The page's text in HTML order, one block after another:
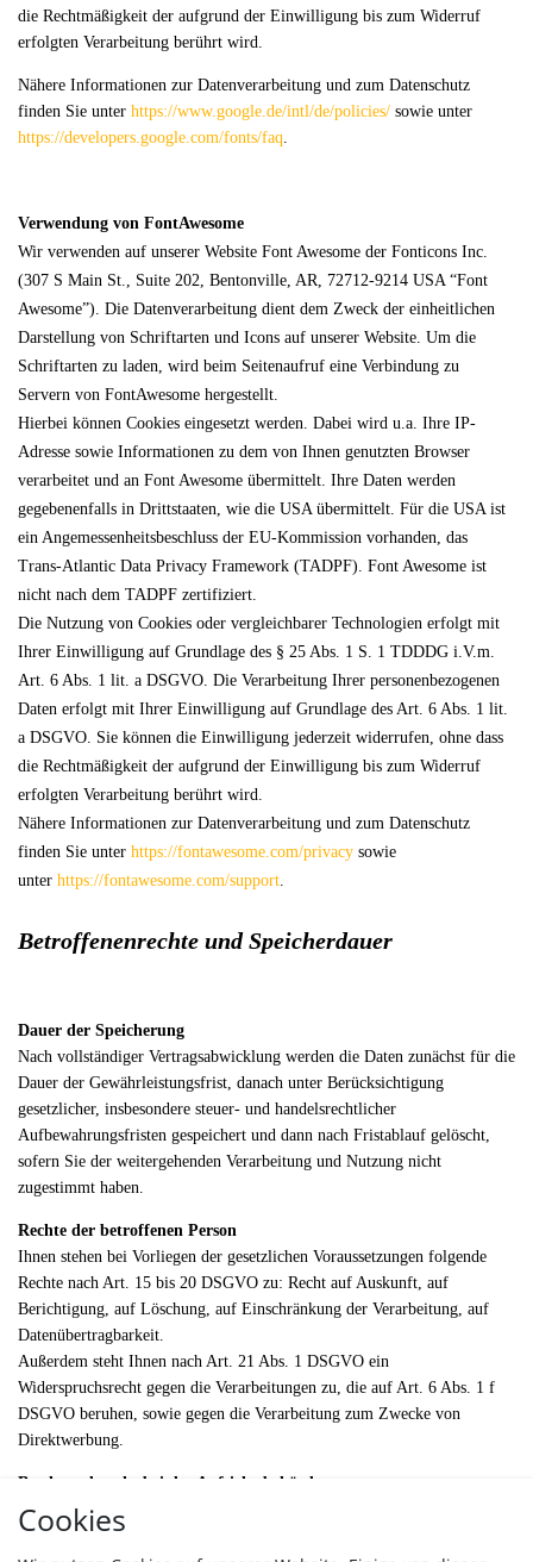
Cookies
die Rechtmäßigkeit der aufgrund der Einwilligung bis zum Widerruf
erfolgten Verarbeitung berührt wird.
Nähere Informationen zur Datenverarbeitung und zum Datenschutz
finden Sie unter https://www.google.de/intl/de/policies/ sowie unter
https://developers.google.com/fonts/faq
Verwendung von FontAwesome
Wir verwenden auf unserer Website Font Awesome der Fonticons Inc.
(307 S Main St., Suite 202, Bentonville, AR, 72712-9214 USA “Font
Awesome”). Die Datenverarbeitung dient dem Zweck der einheitlichen
Darstellung von Schriftarten und Icons auf unserer Website. Um die
Schriftarten zu laden, wird beim Seitenaufruf eine Verbindung zu
Servern von FontAwesome hergestellt.
Hierbei können Cookies eingesetzt werden. Dabei wird u.a. Ihre IP-
Adresse sowie Informationen zu dem von Ihnen genutzten Browser
verarbeitet und an Font Awesome übermittelt. Ihre Daten werden
gegebenenfalls in Drittstaaten, wie die USA übermittelt. Für die USA ist
ein Angemessenheitsbeschluss der EU-Kommission vorhanden, das
Trans-Atlantic Data Privacy Framework (TADPF). Font Awesome ist
nicht nach dem TADPF zertifiziert.
Die Nutzung von Cookies oder vergleichbarer Technologien erfolgt mit
Ihrer Einwilligung auf Grundlage des § 25 Abs. 1 S. 1 TDDDG i.V.m.
Art. 6 Abs. 1 lit. a DSGVO. Die Verarbeitung Ihrer personenbezogenen
Daten erfolgt mit Ihrer Einwilligung auf Grundlage des Art. 6 Abs. 1 lit.
a DSGVO. Sie können die Einwilligung jederzeit widerrufen, ohne dass
die Rechtmäßigkeit der aufgrund der Einwilligung bis zum Widerruf
erfolgten Verarbeitung berührt wird.
Nähere Informationen zur Datenverarbeitung und zum Datenschutz
finden Sie unter https://fontawesome.com/privacy sowie
unter https://fontawesome.com/support
Betroffenenrechte und Speicherdauer
Dauer der Speicherung
Nach vollständiger Vertragsabwicklung werden die Daten zunächst für die
Dauer der Gewährleistungsfrist, danach unter Berücksichtigung
gesetzlicher, insbesondere steuer- und handelsrechtlicher
Aufbewahrungsfristen gespeichert und dann nach Fristablauf gelöscht,
sofern Sie der weitergehenden Verarbeitung und Nutzung nicht
zugestimmt haben.
Rechte der betroffenen Person
Ihnen stehen bei Vorliegen der gesetzlichen Voraussetzungen folgende
Rechte nach Art. 15 bis 20 DSGVO zu: Recht auf Auskunft, auf
Berichtigung, auf Löschung, auf Einschränkung der Verarbeitung, auf
Datenübertragbarkeit.
Außerdem steht Ihnen nach Art. 21 Abs. 1 DSGVO ein
Widerspruchsrecht gegen die Verarbeitungen zu, die auf Art. 6 Abs. 1 f
DSGVO beruhen, sowie gegen die Verarbeitung zum Zwecke von
Direktwerbung.
Beschwerderecht bei der Aufsichtsbehörde
Sie haben gemäß Art. 77 DSGVO das Recht, sich bei der
Aufsichtsbehörde zu beschweren, wenn Sie der Ansicht sind, dass die